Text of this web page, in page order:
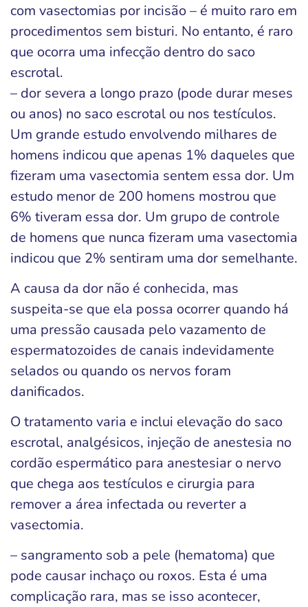
com vasectomias por incisão – é muito raro em
procedimentos sem bisturi. No entanto, é raro
que ocorra uma infecção dentro do saco
escrotal.
– dor severa a longo prazo (pode durar meses
ou anos) no saco escrotal ou nos testículos.
Um grande estudo envolvendo milhares de
homens indicou que apenas 1% daqueles que
fizeram uma vasectomia sentem essa dor. Um
estudo menor de 200 homens mostrou que
6% tiveram essa dor. Um grupo de controle
de homens que nunca fizeram uma vasectomia
indicou que 2% sentiram uma dor semelhante.
A causa da dor não é conhecida, mas
suspeita-se que ela possa ocorrer quando há
uma pressão causada pelo vazamento de
espermatozoides de canais indevidamente
selados ou quando os nervos foram
danificados.
O tratamento varia e inclui elevação do saco
escrotal, analgésicos, injeção de anestesia no
cordão espermático para anestesiar o nervo
que chega aos testículos e cirurgia para
remover a área infectada ou reverter a
vasectomia.
– sangramento sob a pele (hematoma) que
pode causar inchaço ou roxos. Esta é uma
complicação rara, mas se isso acontecer,